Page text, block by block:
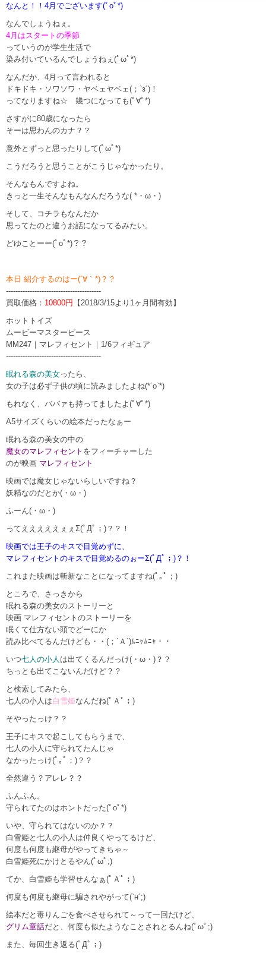
なんと！！4月でございます(ﾟoﾟ*)
なんでしょうねぇ。
4月はスタートの季節
っていうのが学生生活で
染み付いているんでしょうねぇ(ﾟωﾟ*)
なんだか、4月って言われると
ドキドキ・ソワソワ・ヤベェヤベェ(；`з´)！
ってなりますね☆ 幾つになっても(ﾟ∀ﾟ*)
さすがに80歳になったら
そーは思わんのカナ？？
意外とずっと思ったりして(ﾟωﾟ*)
こうだろうと思うことがこうじゃなかったり。
そんなもんですよね。
きっと一生そんなもんなんだろうな( *・ω・)
そして、コチラもなんだか
思ってたのと違うお話になってるみたい。
どゆことーー(ﾟoﾟ*)？？
本日 紹介するのはー(´∀｀*)？？
----------------------------------------
買取価格： 10800円 【2018/3/15より1ヶ月間有効】
ホットトイズ
ムービーマスターピース
MM247｜マレフィセント｜1/6フィギュア
----------------------------------------
眠れる森の美女ったら、
女の子は必ず子供の頃に読みましたよね(*´o`*)
もれなく、ババァも持ってましたよ(ﾟ∀ﾟ*)
A5サイズくらいの絵本だったなぁー
眠れる森の美女の中の
魔女のマレフィセント をフィーチャーした
のが映画 マレフィセント
映画では魔女じゃないらしいですね？
妖精なのだとか(・ω・)
ふーん(・ω・)
ってえええええぇぇΣ(ﾟДﾟ；)？？！
映画では王子のキスで目覚めずに、
マレフィセントのキスで目覚めるのぉーΣ(ﾟДﾟ；)？！
これまた映画は斬新なことになってますね(ﾟ｡ﾟ；)
ところで、さっきから
眠れる森の美女のストーリーと
映画 マレフィセントのストーリーを
眠くて仕方ない頭でどーにか
読み比べてるんだけども・・(；´Ａ`)ﾑﾆｬﾑﾆｬ・・
いつ七人の小人 は出てくるんだっけ(・ω・)？？
ちっとも出てこないんだけど？？
と検索してみたら、
七人の小人は白雪姫なんだね(ﾟＡﾟ；)
そやったっけ？？
王子にキスで起こしてもらうまで、
七人の小人に守られてたんじゃ
なかったっけ(ﾟ｡ﾟ；)？？
全然違う？アレレ？？
ふんふん。
守られてたのはホントだった(ﾟoﾟ*)
いや、守られてはないのか？？
白雪姫と七人の小人は仲良く やってるけど、
何度も何度も継母がやってきちゃ～
白雪姫死にかけとるやん(ﾟωﾟ;)
てか、白雪姫も学習せんなぁ(ﾟＡﾟ；)
何度も何度も継母に騙されやがって(`н´;)
絵本だと毒りんごを食べさせられて～って一回だけど、
グリム童話だと、何度も似たようなことされとるんね(ﾟωﾟ;)
また、毎回生き返る(ﾟДﾟ；)